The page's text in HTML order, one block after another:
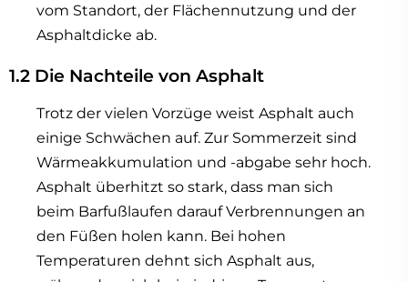
vom Standort, der Flächennutzung und der
Asphaltdicke ab.
1.2 Die Nachteile von Asphalt
Trotz der vielen Vorzüge weist Asphalt auch
einige Schwächen auf. Zur Sommerzeit sind
Wärmeakkumulation und -abgabe sehr hoch.
Asphalt überhitzt so stark, dass man sich
beim Barfußlaufen darauf Verbrennungen an
den Füßen holen kann. Bei hohen
Temperaturen dehnt sich Asphalt aus,